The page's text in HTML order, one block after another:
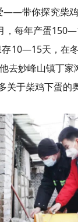
带你探究柴
每年产蛋
存10—15天，
妙峰山镇丁家
于柴鸡下蛋的奥